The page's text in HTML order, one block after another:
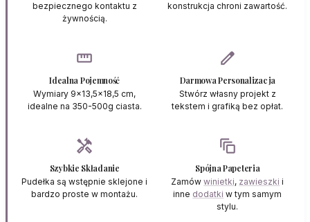
bezpiecznego kontaktu z
żywnością.
konstrukcja chroni zawartość.
straighten
Idealna Pojemność
Wymiary 9x13,5x18,5 cm,
idealne na 350-500g ciasta.
edit
Darmowa Personalizacja
Stwórz własny projekt z
tekstem i grafiką bez opłat.
handyman
Szybkie Składanie
Pudełka są wstępnie sklejone i
bardzo proste w montażu.
auto_awesome_motion
Spójna Papeteria
Zamówwinietki, zawieszki i
inne dodatki w tym samym
stylu.